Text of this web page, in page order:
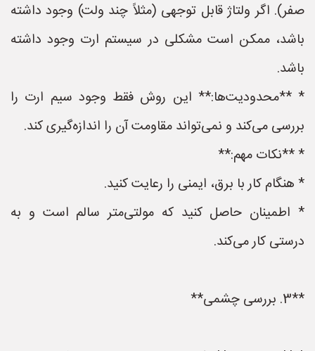
صفر). اگر ولتاژ قابل توجهی (مثلاً چند ولت) وجود داشته
باشد، ممکن است مشکلی در سیستم ارت وجود داشته
باشد.
* **محدودیت‌ها:** این روش فقط وجود سیم ارت را
بررسی می‌کند و نمی‌تواند مقاومت آن را اندازه‌گیری کند.
* **نکات مهم:**
* هنگام کار با برق، ایمنی را رعایت کنید.
* اطمینان حاصل کنید که مولتی‌متر سالم است و به
درستی کار می‌کند.
**3. بررسی چشمی**